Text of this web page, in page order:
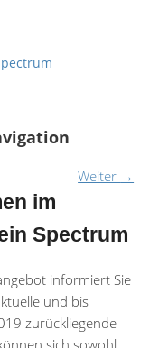
Weiter →
im
Spectrum
informiert Sie
und bis
zurückliegende
sich sowohl